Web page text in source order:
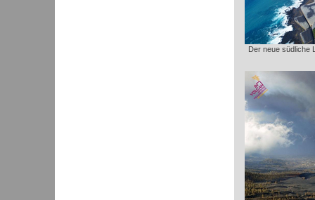
Der neue südliche